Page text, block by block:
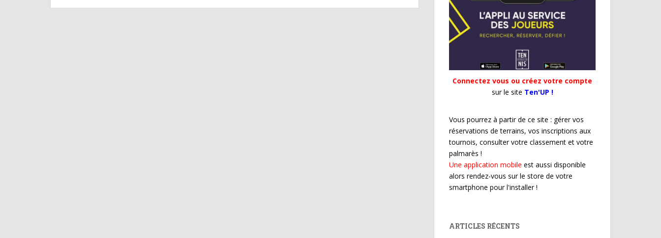
Connectez vous ou créez votre compte
sur le site Ten'UP !
Vous pourrez à partir de ce site : gérer vos
réservations de terrains, vos inscriptions aux
tournois, consulter votre classement et votre
palmarès !
Une application mobile est aussi disponible
alors rendez-vous sur le store de votre
smartphone pour l'installer !
ARTICLES RÉCENTS